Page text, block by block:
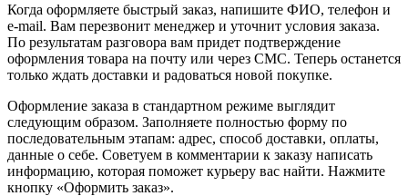
Когда оформляете быстрый заказ, напишите ФИО, телефон и
e-mail. Вам перезвонит менеджер и уточнит условия заказа.
По результатам разговора вам придет подтверждение
оформления товара на почту или через СМС. Теперь останется
только ждать доставки и радоваться новой покупке.
Оформление заказа в стандартном режиме выглядит
следующим образом. Заполняете полностью форму по
последовательным этапам: адрес, способ доставки, оплаты,
данные о себе. Советуем в комментарии к заказу написать
информацию, которая поможет курьеру вас найти. Нажмите
кнопку «Оформить заказ».